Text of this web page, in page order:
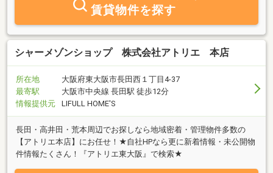
賃貸物件を探す
シャーメゾンショップ 株式会社アトリエ 本店
所在地
大阪府東大阪市長田西１丁目4-37
最寄駅
大阪市中央線 長田駅 徒歩12分
情報提供元
LIFULL HOME'S
長田・高井田・荒本周辺でお探しなら地域密着・管理物件多数の
【アトリエ本店】にお任せ！★自社HPなら更に新着情報・未公開物
件情報たくさん！『アトリエ東大阪』で検索★